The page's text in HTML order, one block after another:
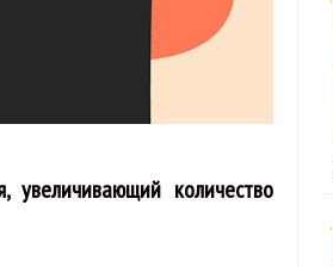
увеличивающий количество